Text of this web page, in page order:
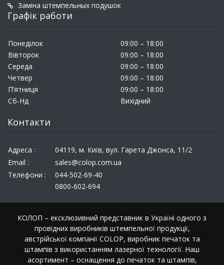
Заміна штемпельных подушок
Графік работи
Понеділок
09:00 – 18:00
Вівторок
09:00 – 18:00
Середа
09:00 – 18:00
Четвер
09:00 – 18:00
П’ятниця
09:00 – 18:00
Сб-Нд
Вихідний
Контакти
Адреса :
04119, м. Київ, вул. Гарета Джонса, 11/2
Email :
sales@colop.com.ua
Телефони :
044-502-69-40
0800-602-694
КОЛОП – ексклюзивний представник в Україні одного з
провідних виробників штемпельної продукції,
австрійської компанії COLOP, виробник печаток та
штампів з використанням лазерної технології. Наш
асортимент – оснащення до печаток та штампів,